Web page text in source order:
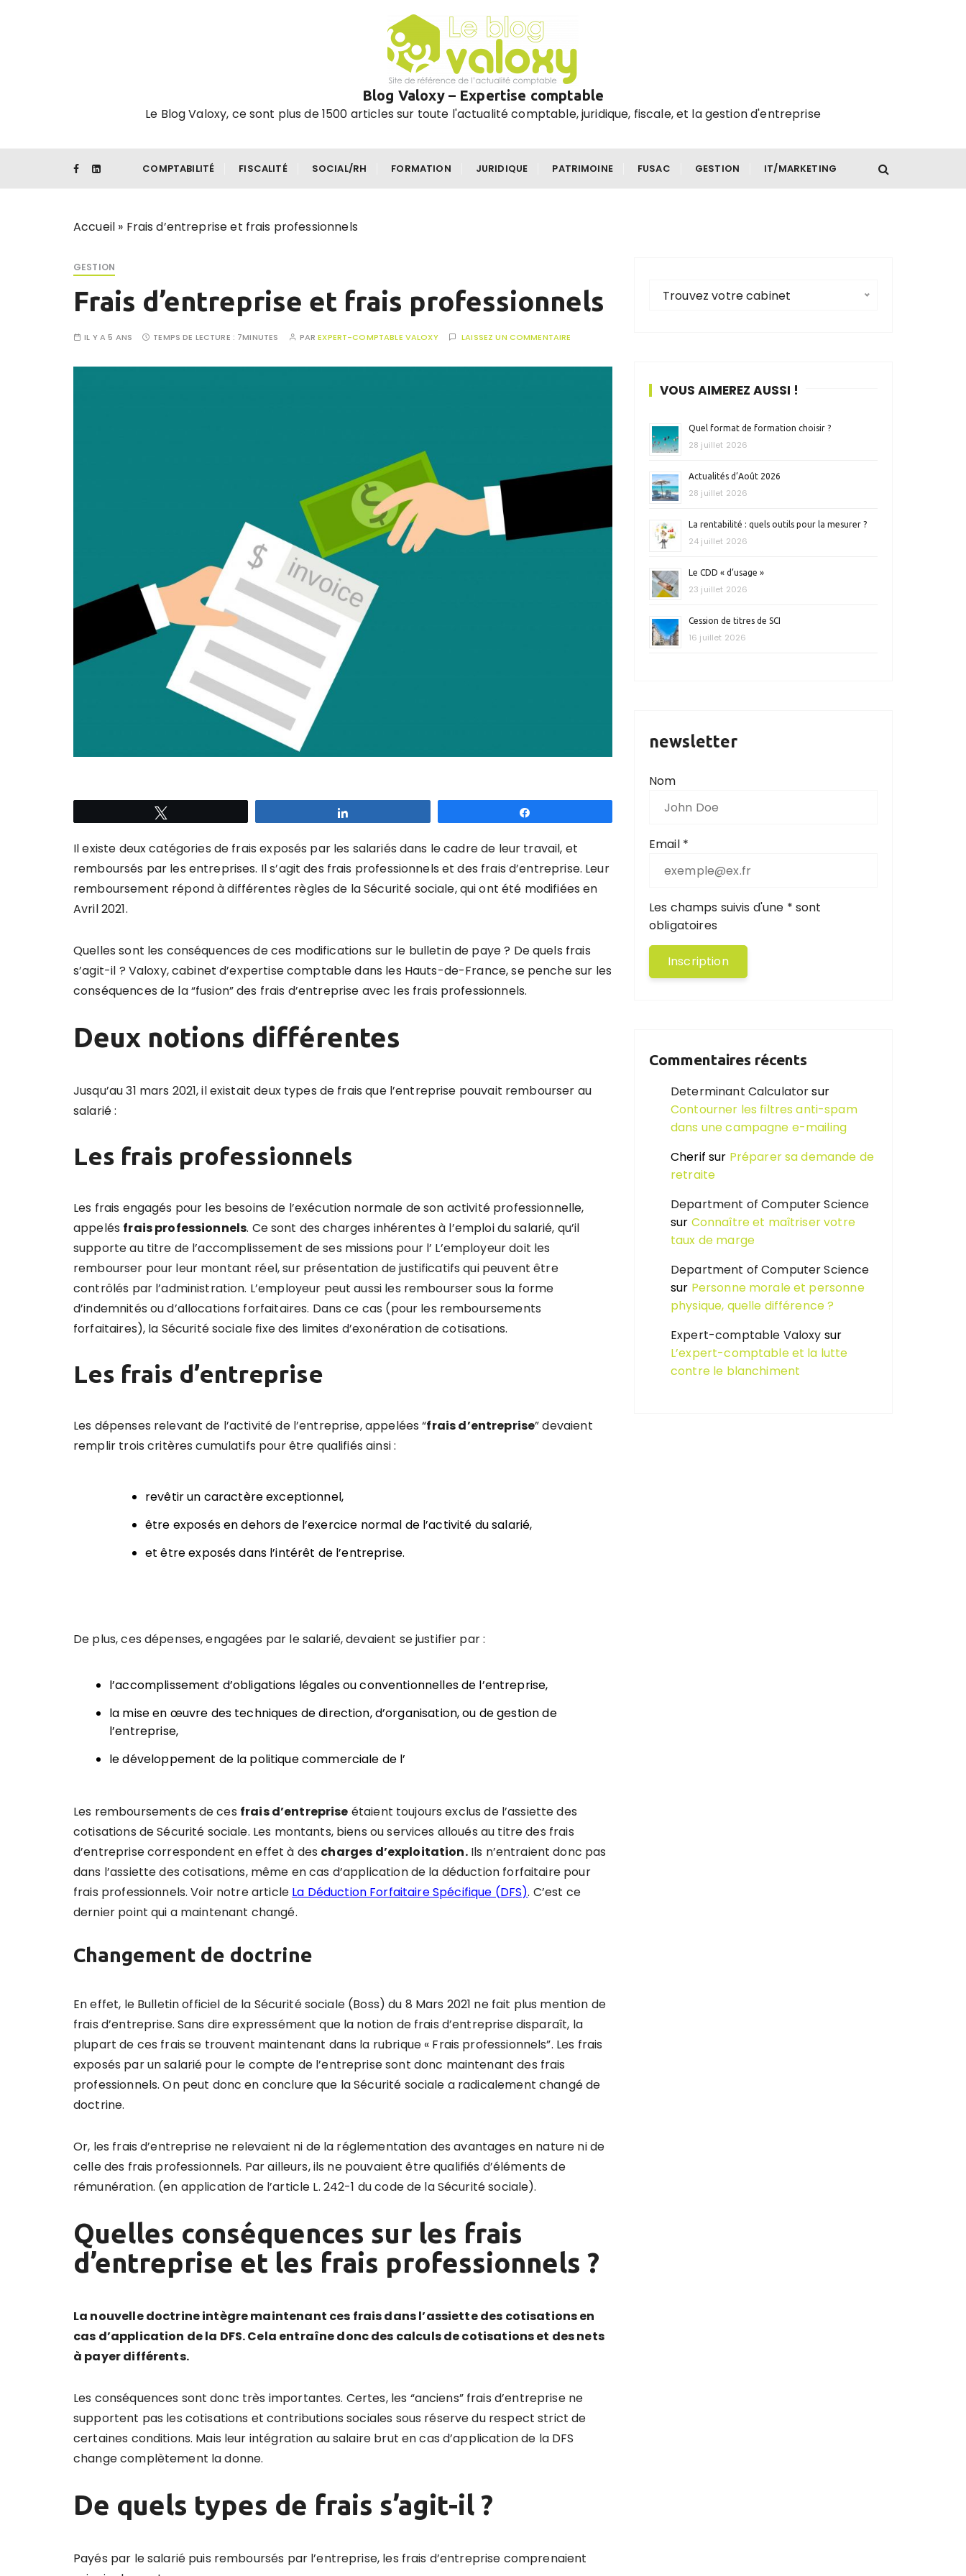
Blog Valoxy – Expertise comptable
Le Blog Valoxy, ce sont plus de 1500 articles sur toute l'actualité comptable, juridique, fiscale, et la gestion d'entreprise
COMPTABILITÉ FISCALITÉ SOCIAL/RH FORMATION JURIDIQUE PATRIMOINE FUSAC GESTION IT/MARKETING
Accueil » Frais d’entreprise et frais professionnels
GESTION
Frais d’entreprise et frais professionnels
IL Y A 5 ANS TEMPS DE LECTURE : 7MINUTES PAREXPERT-COMPTABLE VALOXY LAISSEZ UN COMMENTAIRE
Il existe deux catégories de frais exposés par les salariés dans le cadre de leur travail, et
remboursés par les entreprises. Il s’agit des frais professionnels et des frais d’entreprise. Leur
remboursement répond à différentes règles de la Sécurité sociale, qui ont été modifiées en
Avril 2021.
Quelles sont les conséquences de ces modifications sur le bulletin de paye ? De quels frais
s’agit-il ? Valoxy, cabinet d’expertise comptable dans les Hauts-de-France, se penche sur les
conséquences de la “fusion” des frais d’entreprise avec les frais professionnels.
Deux notions différentes
Jusqu’au 31 mars 2021, il existait deux types de frais que l’entreprise pouvait rembourser au
salarié :
Les frais professionnels
Les frais engagés pour les besoins de l’exécution normale de son activité professionnelle,
appelés frais professionnels. Ce sont des charges inhérentes à l’emploi du salarié, qu’il
supporte au titre de l’accomplissement de ses missions pour l’ L’employeur doit les
rembourser pour leur montant réel, sur présentation de justificatifs qui peuvent être
contrôlés par l’administration. L’employeur peut aussi les rembourser sous la forme
d’indemnités ou d’allocations forfaitaires. Dans ce cas (pour les remboursements
forfaitaires), la Sécurité sociale fixe des limites d’exonération de cotisations.
Les frais d’entreprise
Les dépenses relevant de l’activité de l’entreprise, appelées “frais d’entreprise” devaient
remplir trois critères cumulatifs pour être qualifiés ainsi :
revêtir un caractère exceptionnel,
être exposés en dehors de l’exercice normal de l’activité du salarié,
et être exposés dans l’intérêt de l’entreprise.
De plus, ces dépenses, engagées par le salarié, devaient se justifier par :
l’accomplissement d’obligations légales ou conventionnelles de l’entreprise,
la mise en œuvre des techniques de direction, d’organisation, ou de gestion de
l’entreprise,
le développement de la politique commerciale de l’
Les remboursements de ces frais d’entreprise étaient toujours exclus de l’assiette des
cotisations de Sécurité sociale. Les montants, biens ou services alloués au titre des frais
d’entreprise correspondent en effet à des charges d’exploitation.Ils n’entraient donc pas
dans l’assiette des cotisations, même en cas d’application de la déduction forfaitaire pour
frais professionnels. Voir notre article La Déduction Forfaitaire Spécifique (DFS). C’est ce
dernier point qui a maintenant changé.
Changement de doctrine
En effet, le Bulletin officiel de la Sécurité sociale (Boss) du 8 Mars 2021 ne fait plus mention de
frais d’entreprise. Sans dire expressément que la notion de frais d’entreprise disparaît, la
plupart de ces frais se trouvent maintenant dans la rubrique « Frais professionnels”. Les frais
exposés par un salarié pour le compte de l’entreprise sont donc maintenant des frais
professionnels. On peut donc en conclure que la Sécurité sociale a radicalement changé de
doctrine.
Or, les frais d’entreprise ne relevaient ni de la réglementation des avantages en nature ni de
celle des frais professionnels. Par ailleurs, ils ne pouvaient être qualifiés d’éléments de
rémunération. (en application de l’article L. 242-1 du code de la Sécurité sociale).
Quelles conséquences sur les frais
d’entreprise et les frais professionnels ?
La nouvelle doctrine intègre maintenant ces frais dans l’assiette des cotisations en
cas d’application de la DFS. Cela entraîne donc des calculs de cotisations et des nets
à payer différents.
Les conséquences sont donc très importantes. Certes, les “anciens” frais d’entreprise ne
supportent pas les cotisations et contributions sociales sous réserve du respect strict de
certaines conditions. Mais leur intégration au salaire brut en cas d’application de la DFS
change complètement la donne.
De quels types de frais s’agit-il ?
Payés par le salarié puis remboursés par l’entreprise, les frais d’entreprise comprenaient
Trouvez votre cabinet
VOUS AIMEREZ AUSSI !
Quel format de formation choisir ?
28 juillet 2026
Actualités d’Août 2026
28 juillet 2026
La rentabilité : quels outils pour la mesurer ?
24 juillet 2026
Le CDD « d’usage »
23 juillet 2026
Cession de titres de SCI
16 juillet 2026
newsletter
Nom
Email *
Les champs suivis d'une * sont
obligatoires
Commentaires récents
Determinant Calculatorsur
Contourner les filtres anti-spam
dans une campagne e-mailing
Cherif sur Préparer sa demande de
retraite
Department of Computer Science
sur Connaître et maîtriser votre
taux de marge
Department of Computer Science
sur Personne morale et personne
physique, quelle différence ?
Expert-comptable Valoxy sur
L’expert-comptable et la lutte
contre le blanchiment